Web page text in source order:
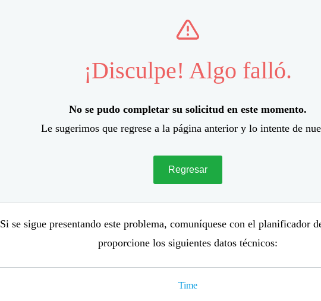
¡Disculpe! Algo falló.
No se pudo completar su solicitud en este momento.
Le sugerimos que regrese a la página anterior y lo intente de
Regresar
Si se sigue presentando este problema, comuníquese con el planificador
proporcione los siguientes datos técnicos:
Time